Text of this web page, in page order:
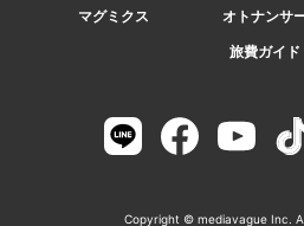
マグミクス
オトナンサ
旅費ガイド
Copyright © mediavague Inc.